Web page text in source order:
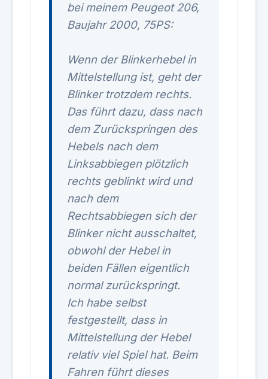
bei meinem Peugeot 206,
Baujahr 2000, 75PS:
Wenn der Blinkerhebel in
Mittelstellung ist, geht der
Blinker trotzdem rechts.
Das führt dazu, dass nach
dem Zurückspringen des
Hebels nach dem
Linksabbiegen plötzlich
rechts geblinkt wird und
nach dem
Rechtsabbiegen sich der
Blinker nicht ausschaltet,
obwohl der Hebel in
beiden Fällen eigentlich
normal zurückspringt.
Ich habe selbst
festgestellt, dass in
Mittelstellung der Hebel
relativ viel Spiel hat. Beim
Fahren führt dieses